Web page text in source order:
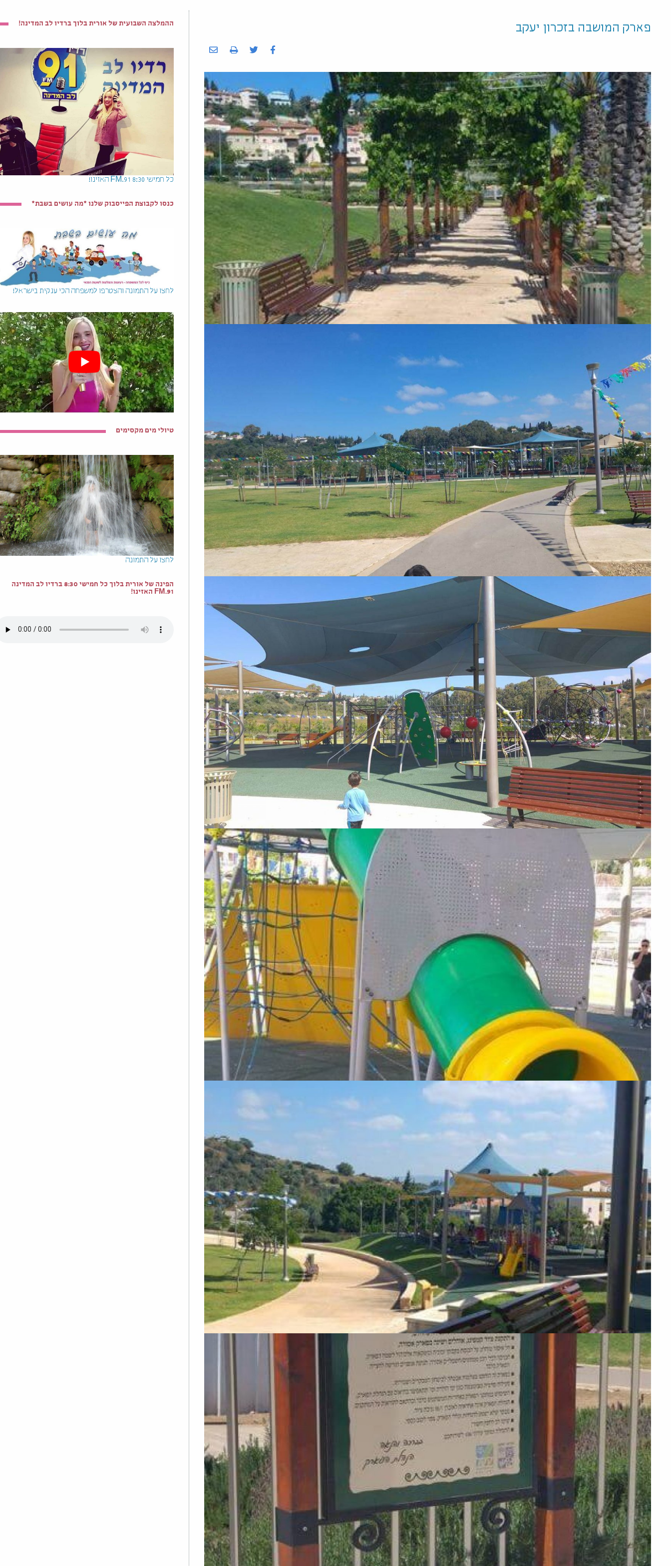
פארק המושבה בזכרון יעקב ההמלצה השבועית של אורית בלוך ברדיו לב המדינה!
כל חמישי 8:30 91.FM האזינו!
כנסו לקבוצת הפייסבוק שלנו *מה עושים בשבת*
לחצו על התמונה והצטרפו למשפחה הכי ענקית בישראל!
טיולי מים מקסימים
לחצו על התמונה
הפינה של אורית בלוך כל חמישי 8:30 ברדיו לב המדינה
91.FM האזינו!